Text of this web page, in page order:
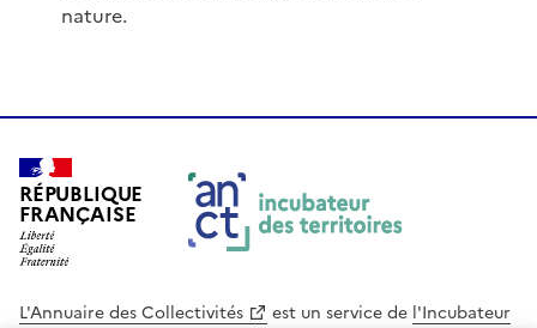
nature.
RÉPUBLIQUE
FRANÇAISE
L'Annuaire des Collectivités est un service de l'Incubateur